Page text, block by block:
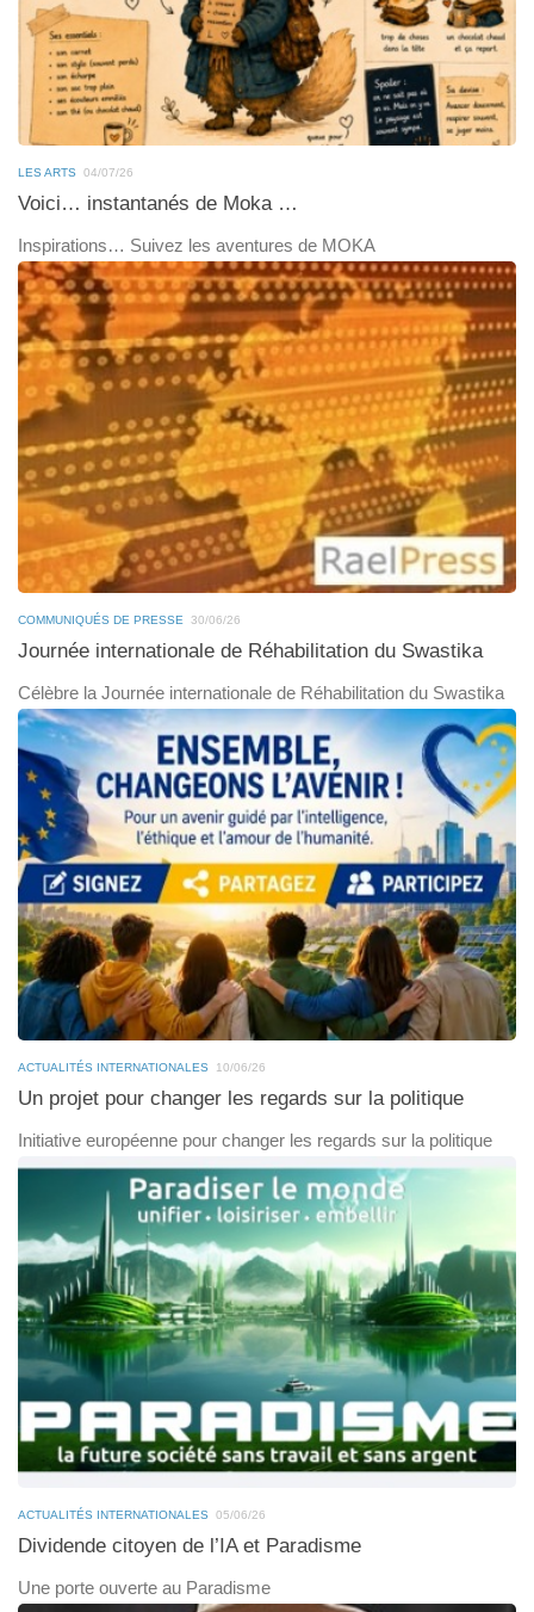
LES ARTS 04/07/26
Voici… instantanés de Moka …
Inspirations… Suivez les aventures de MOKA
COMMUNIQUÉS DE PRESSE 30/06/26
Journée internationale de Réhabilitation du Swastika
Célèbre la Journée internationale de Réhabilitation du Swastika
ACTUALITÉS INTERNATIONALES 10/06/26
Un projet pour changer les regards sur la politique
Initiative européenne pour changer les regards sur la politique
ACTUALITÉS INTERNATIONALES 05/06/26
Dividende citoyen de l’IA et Paradisme
Une porte ouverte au Paradisme